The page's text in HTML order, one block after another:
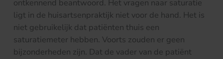
ontkennend beantwoord. Het vragen naar saturatie
ligt in de huisartsenpraktijk niet voor de hand. Het is
niet gebruikelijk dat patiënten thuis een
saturatiemeter hebben. Voorts zouden er geen
bijzonderheden zijn. Dat de vader van de patiënt